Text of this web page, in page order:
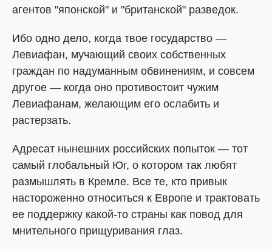
агентов "японской" и "британской" разведок.
Ибо одно дело, когда твое государство —
Левиафан, мучающий своих собственных
граждан по надуманным обвинениям, и совсем
другое — когда оно противостоит чужим
Левиафанам, желающим его ослабить и
растерзать.
Адресат нынешних российских попыток — тот
самый глобальный Юг, о котором так любят
размышлять в Кремле. Все те, кто привык
настороженно относиться к Европе и трактовать
ее поддержку какой-то страны как повод для
мнительного прищуривания глаз.